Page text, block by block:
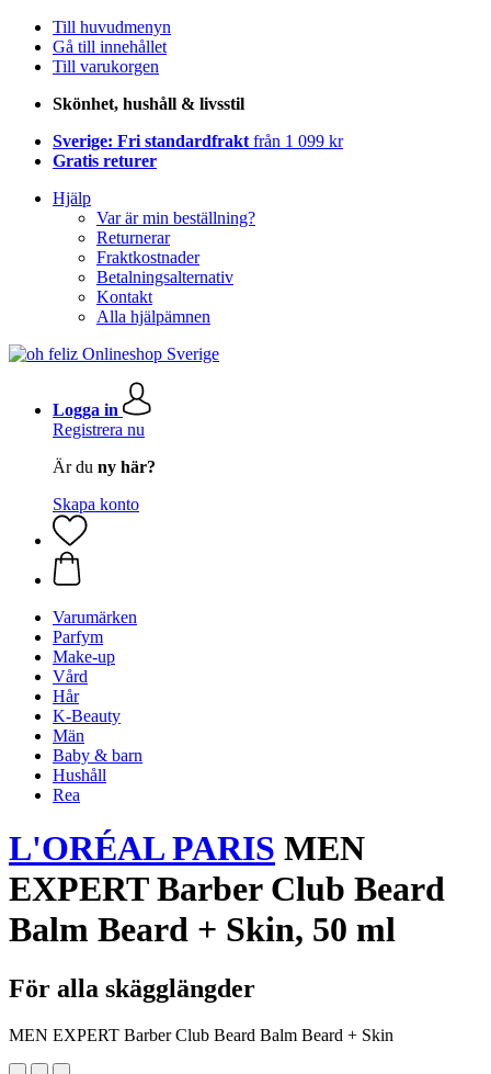
Till huvudmenyn
Gå till innehållet
Till varukorgen
Skönhet, hushåll & livsstil
Sverige: Fri standardfrakt från 1 099 kr
Gratis returer
Hjälp
Var är min beställning?
Returnerar
Fraktkostnader
Betalningsalternativ
Kontakt
Alla hjälpämnen
Logga in
Registrera nu
Är du ny här?
Skapa konto
Varumärken
Parfym
Make-up
Vård
Hår
K-Beauty
Män
Baby & barn
Hushåll
Rea
L'ORÉAL PARIS MEN
EXPERT Barber Club Beard
Balm Beard + Skin, 50 ml
För alla skägglängder
MEN EXPERT Barber Club Beard Balm Beard + Skin